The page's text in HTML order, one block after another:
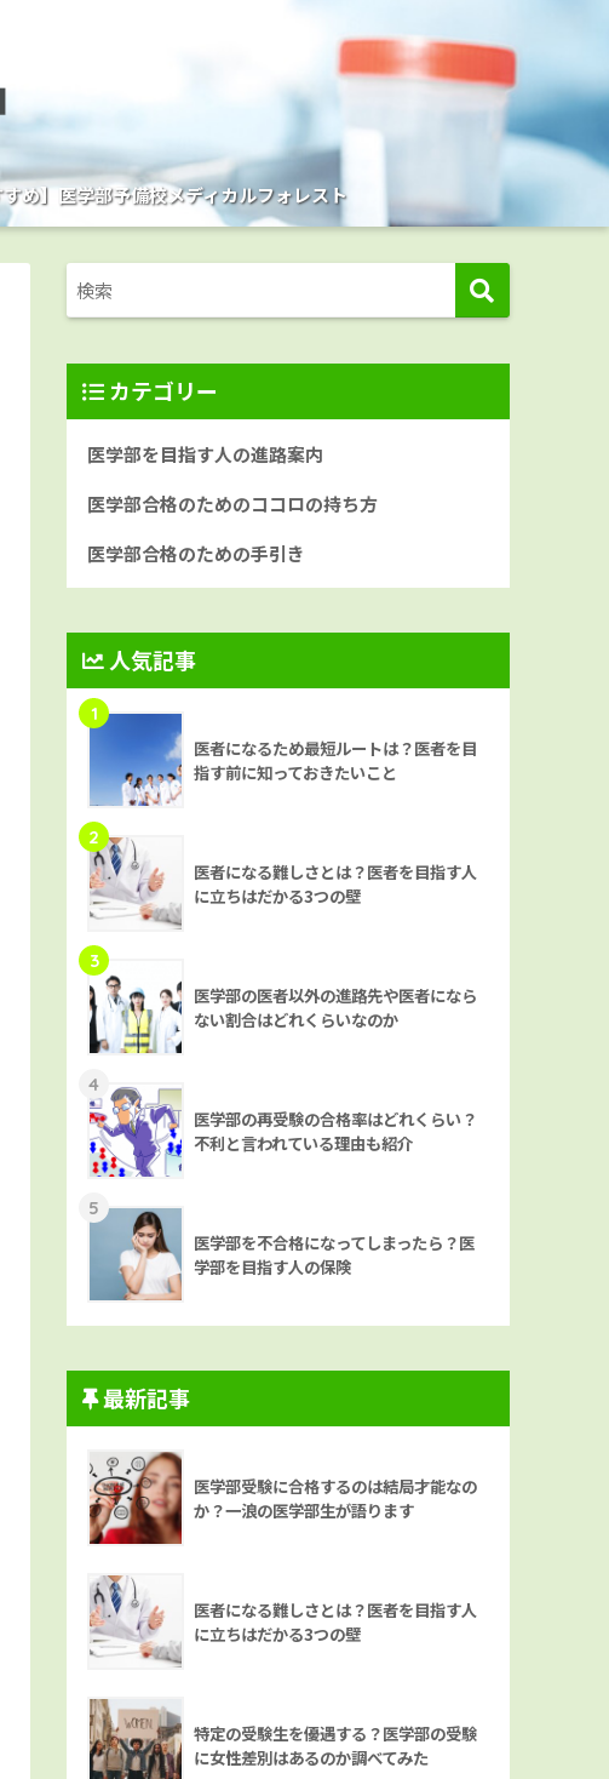
すめ】医学部予備校メディカルフォレスト
カテゴリー
医学部を目指す人の進路案内
医学部合格のためのココロの持ち方
医学部合格のための手引き
人気記事
1
医者になるため最短ルートは？医者を目
指す前に知っておきたいこと
2
医者になる難しさとは？医者を目指す人
に立ちはだかる3つの壁
3
医学部の医者以外の進路先や医者になら
ない割合はどれくらいなのか
4
医学部の再受験の合格率はどれくらい？
不利と言われている理由も紹介
5
医学部を不合格になってしまったら？医
学部を目指す人の保険
最新記事
医学部受験に合格するのは結局才能なの
か？一浪の医学部生が語ります
医者になる難しさとは？医者を目指す人
に立ちはだかる3つの壁
特定の受験生を優遇する？医学部の受験
に女性差別はあるのか調べてみた